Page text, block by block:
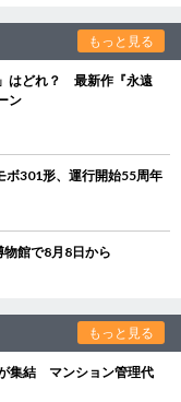
もっと見る
はどれ？ 最新作『永遠
ン
301形、運行開始55周年
館で8月8日から
もっと見る
集結 マンション管理代